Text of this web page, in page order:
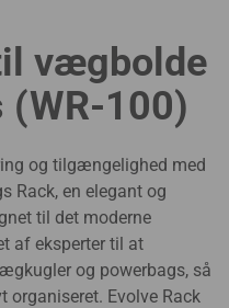
vægbolde
(WR-100)
og tilgængelighed med
Rack, en elegant og
til det moderne
af eksperter til at
og powerbags, så
Evolve Rack